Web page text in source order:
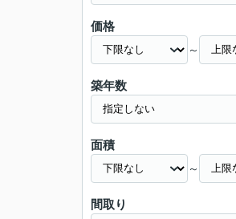
価格
～
築年数
面積
～
間取り